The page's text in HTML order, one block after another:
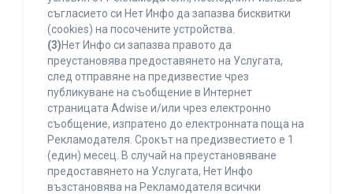
съгласието си Нет Инфо да запазва бисквитки
(cookies) на посочените устройства.
(3)Нет Инфо си запазва правото да
преустановява предоставянето на Услугата,
след отправяне на предизвестие чрез
публикуване на съобщение в Интернет
страницата Adwise и/или чрез електронно
съобщение, изпратено до електронната поща на
Рекламодателя. Срокът на предизвестието е 1
(един) месец. В случай на преустановяване
предоставянето на Услугата, Нет Инфо
възстановява на Рекламодателя всички